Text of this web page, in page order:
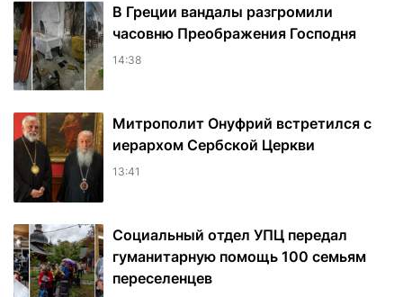
В Греции вандалы разгромили
часовню Преображения Господня
14:38
Митрополит Онуфрий встретился с
иерархом Сербской Церкви
13:41
Социальный отдел УПЦ передал
гуманитарную помощь 100 семьям
переселенцев